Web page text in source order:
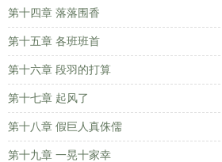
第十四章 落落围香
第十五章 各班班首
第十六章 段羽的打算
第十七章 起风了
第十八章 假巨人真侏儒
第十九章 一晃十家幸